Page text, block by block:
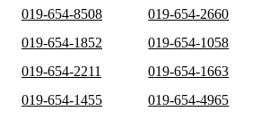
019-654-8508
019-654-2660
019-654-1852
019-654-1058
019-654-2211
019-654-1663
019-654-1455
019-654-4965